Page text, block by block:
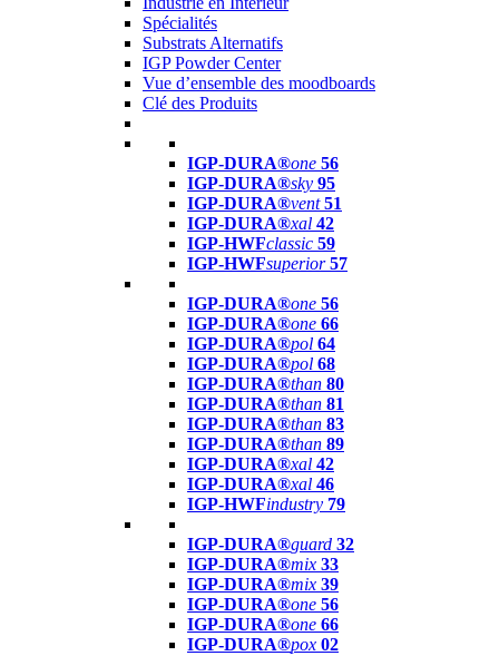
Spécialités
Substrats Alternatifs
IGP Powder Center
Vue d’ensemble des moodboards
Clé des Produits
IGP-DURA®one 56
IGP-DURA®sky 95
IGP-DURA®vent 51
IGP-DURA®xal 42
IGP-HWFclassic 59
IGP-HWFsuperior 57
IGP-DURA®one 56
IGP-DURA®one 66
IGP-DURA®pol 64
IGP-DURA®pol 68
IGP-DURA®than 80
IGP-DURA®than 81
IGP-DURA®than 83
IGP-DURA®than 89
IGP-DURA®xal 42
IGP-DURA®xal 46
IGP-HWFindustry 79
IGP-DURA®guard 32
IGP-DURA®mix 33
IGP-DURA®mix 39
IGP-DURA®one 56
IGP-DURA®one 66
IGP-DURA®pox 02